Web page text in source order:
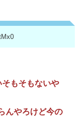
もそもないや
んやろけど今の